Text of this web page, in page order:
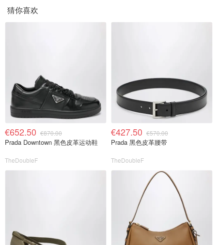
猜你喜欢
€652.50 €870.00
Prada Downtown 黑色皮革运动鞋
TheDoubleF
€427.50 €570.00
Prada 黑色皮革腰带
TheDoubleF